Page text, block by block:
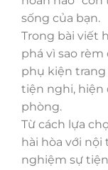
sống của bạn.
Trong bài viết
phá vì sao
phụ kiện
tiện nghi, hiện
phòng.
Từ cách lựa
hài hòa với
nghiệm sự